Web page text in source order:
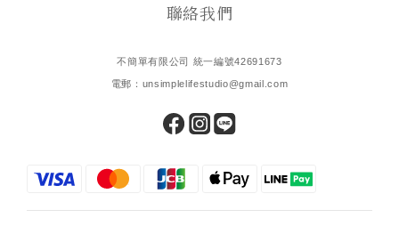
聯絡我們
不簡單有限公司 統一編號42691673
電郵：unsimplelifestudio@gmail.com